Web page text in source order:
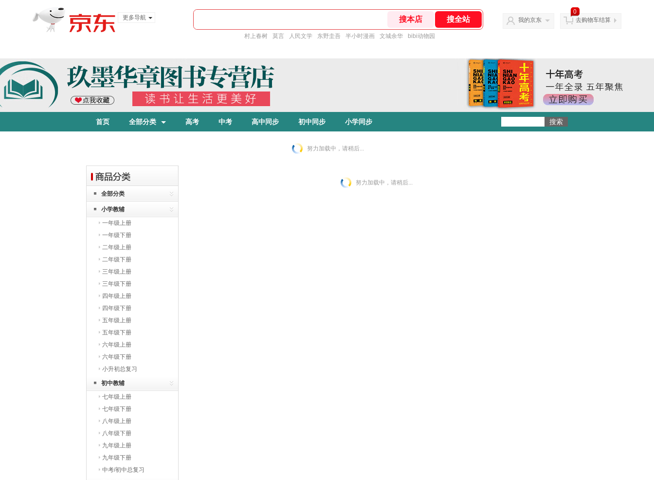
更多导航
村上春树 莫言 人民文学 东野圭吾 半小时漫画 文城余华 bibi动物园
我的京东
0
去购物车结算
首页 全部分类 高考 中考 高中同步 初中同步 小学同步
努力加载中，请稍后...
全部分类
小学教辅
一年级上册
一年级下册
二年级上册
二年级下册
三年级上册
三年级下册
四年级上册
四年级下册
五年级上册
五年级下册
六年级上册
六年级下册
小升初总复习
初中教辅
七年级上册
七年级下册
八年级上册
八年级下册
九年级上册
九年级下册
中考/初中总复习
努力加载中，请稍后...